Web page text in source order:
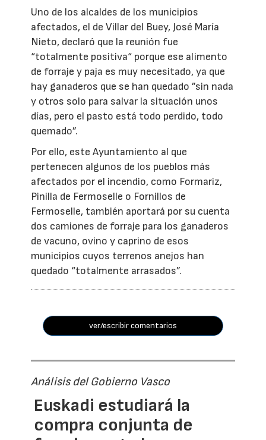
Uno de los alcaldes de los municipios
afectados, el de Villar del Buey, José María
Nieto, declaró que la reunión fue
“totalmente positiva“ porque ese alimento
de forraje y paja es muy necesitado, ya que
hay ganaderos que se han quedado ”sin nada
y otros solo para salvar la situación unos
días, pero el pasto está todo perdido, todo
quemado”.
Por ello, este Ayuntamiento al que
pertenecen algunos de los pueblos más
afectados por el incendio, como Formariz,
Pinilla de Fermoselle o Fornillos de
Fermoselle, también aportará por su cuenta
dos camiones de forraje para los ganaderos
de vacuno, ovino y caprino de esos
municipios cuyos terrenos anejos han
quedado “totalmente arrasados”.
ver/escribir comentarios
Análisis del Gobierno Vasco
Euskadi estudiará la
compra conjunta de